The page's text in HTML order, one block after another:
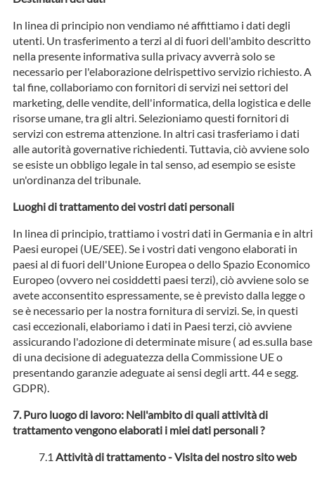
In linea di principio non vendiamo né affittiamo i dati degli
utenti. Un trasferimento a terzi al di fuori dell'ambito descritto
nella presente informativa sulla privacy avverrà solo se
necessario per l'elaborazione delrispettivo servizio richiesto. A
tal fine, collaboriamo con fornitori di servizi nei settori del
marketing, delle vendite, dell'informatica, della logistica e delle
risorse umane, tra gli altri. Selezioniamo questi fornitori di
servizi con estrema attenzione. In altri casi trasferiamo i dati
alle autorità governative richiedenti. Tuttavia, ciò avviene solo
se esiste un obbligo legale in tal senso, ad esempio se esiste
un'ordinanza del tribunale.
Luoghi di trattamento dei vostri dati personali
In linea di principio, trattiamo i vostri dati in Germania e in altri
Paesi europei (UE/SEE). Se i vostri dati vengono elaborati in
paesi al di fuori dell'Unione Europea o dello Spazio Economico
Europeo (ovvero nei cosiddetti paesi terzi), ciò avviene solo se
avete acconsentito espressamente, se è previsto dalla legge o
se è necessario per la nostra fornitura di servizi. Se, in questi
casi eccezionali, elaboriamo i dati in Paesi terzi, ciò avviene
assicurando l'adozione di determinate misure ( ad es.sulla base
di una decisione di adeguatezza della Commissione UE o
presentando garanzie adeguate ai sensi degli artt. 44 e segg.
GDPR).
Puro luogo di lavoro: Nell'ambito di quali attività di
trattamento vengono elaborati i miei dati personali ?
Attività di trattamento - Visita del nostro sito web